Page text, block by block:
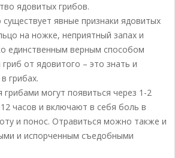
ядовитых грибов.
явные признаки ядовитых
на ножке, неприятный запах и
единственным верным способом
от ядовитого – это знать и
грибах.
грибами могут появиться через 1-2
часов и включают в себя боль в
и понос. Отравиться можно также и
и испорченным съедобными